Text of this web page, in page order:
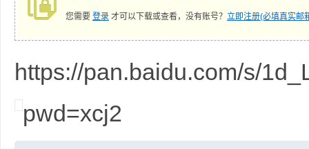
您需要 登录 才可以下载或查看，没有账号？ 立即注册(必填真实邮
https://pan.baidu.com/s/
pwd=xcj2